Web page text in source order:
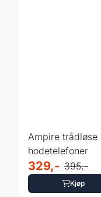
Ampire trådløse
hodetelefoner
329,- 395,-
Kjøp